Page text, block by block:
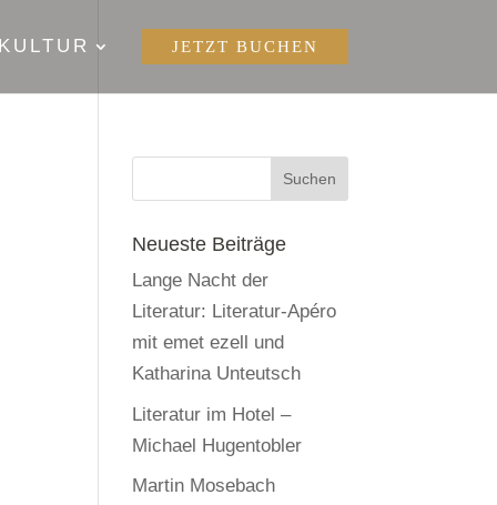
JETZT BUCHEN
Neueste Beiträge
Lange Nacht der
Literatur: Literatur-Apéro
mit emet ezell und
Katharina Unteutsch
Literatur im Hotel –
Michael Hugentobler
Martin Mosebach